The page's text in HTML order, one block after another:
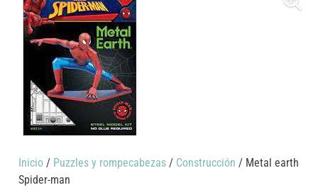
Inicio / Puzzles y rompecabezas / Construcción / Metal earth
Spider-man